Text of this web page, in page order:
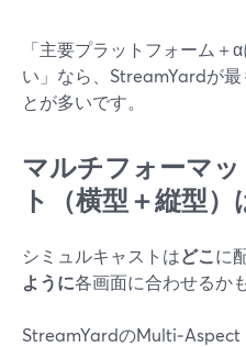
「主要プラットフォーム＋
い」なら、StreamYardが
とが多いです。
マルチフォーマ
ト（横型＋縦型
シミュルキャストはどこ に
ように各画面に合わせるか
StreamYardのMulti‑Aspect